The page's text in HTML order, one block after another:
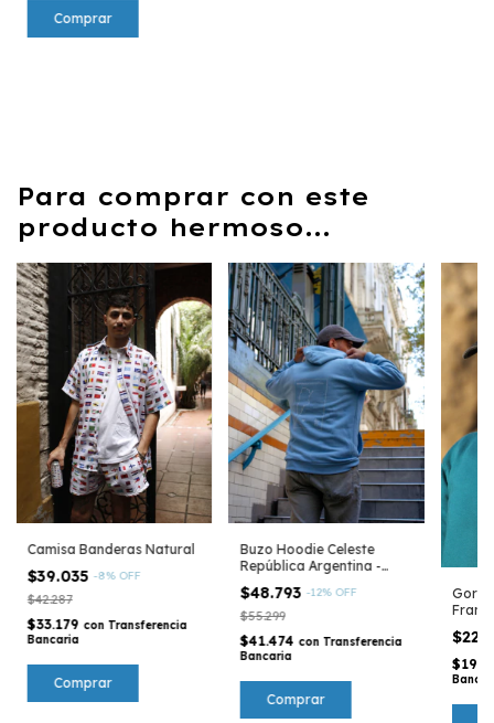
Comprar
Para comprar con este
producto hermoso...
Camisa Banderas Natural
$39.035 -8% OFF
$42.287
$33.179 con Transferencia
Bancaria
Comprar
Buzo Hoodie Celeste
República Argentina -
Colección Argentina
$48.793 -12% OFF
$55.299
$41.474 con Transferencia
Bancaria
Comprar
Gorra
ICB